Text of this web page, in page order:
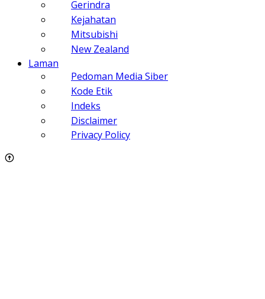
Gerindra
Kejahatan
Mitsubishi
New Zealand
Laman
Pedoman Media Siber
Kode Etik
Indeks
Disclaimer
Privacy Policy